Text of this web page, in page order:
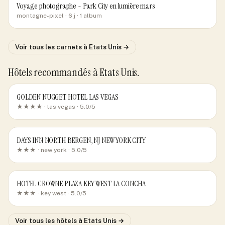
Voyage photographe - Park City en lumière mars
montagne-pixel · 6 j · 1 album
Voir tous les carnets à Etats Unis →
Hôtels recommandés à Etats Unis.
GOLDEN NUGGET HOTEL LAS VEGAS
★★★★ · las vegas · 5.0/5
DAYS INN NORTH BERGEN, NJ NEW YORK CITY
★★★ · new york · 5.0/5
HOTEL CROWNE PLAZA KEY WEST LA CONCHA
★★★ · key west · 5.0/5
Voir tous les hôtels à Etats Unis →